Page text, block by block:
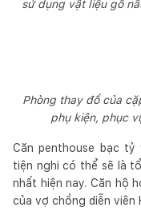
sử dụng vật liệu gỗ
Phòng thay đồ của
phụ kiện, phục
Căn penthouse bạc
tiện nghi có thể sẽ là
nhất hiện nay. Căn hộ
của vợ chồng diễn viên